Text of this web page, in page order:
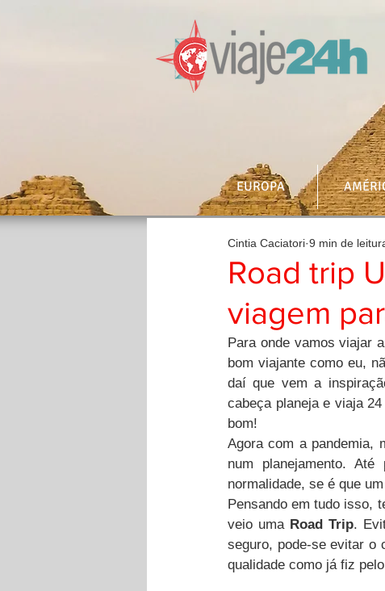
EUROPA
Road trip
viagem
Cintia Caciatori 9 min de
Para onde vamos viajar
bom viajante como eu,
daí que vem a
cabeça planeja e viaja
bom!
Agora com a pandemia,
num planejamento.
normalidade, se é que
Pensando em tudo isso,
veio uma Road Trip.
seguro, pode-se evitar o
qualidade como já fiz